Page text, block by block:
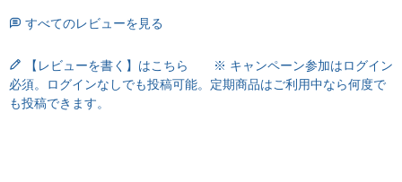
すべてのレビューを見る
【レビューを書く】はこちら ※ キャンペーン参加はログイン
必須。ログインなしでも投稿可能。定期商品はご利用中なら何度で
も投稿できます。